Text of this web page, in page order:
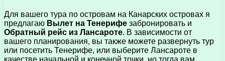
Для вашего тура по островам на Канарских островах я
предлагаю Вылет на Тенерифе забронировать и
Обратный рейс из Лансароте. В зависимости от
вашего планирования, вы также можете развернуть тур
или посетить Тенерифе, или выберите Лансароте в
качестве начальной и конечной точки, но тогда вам